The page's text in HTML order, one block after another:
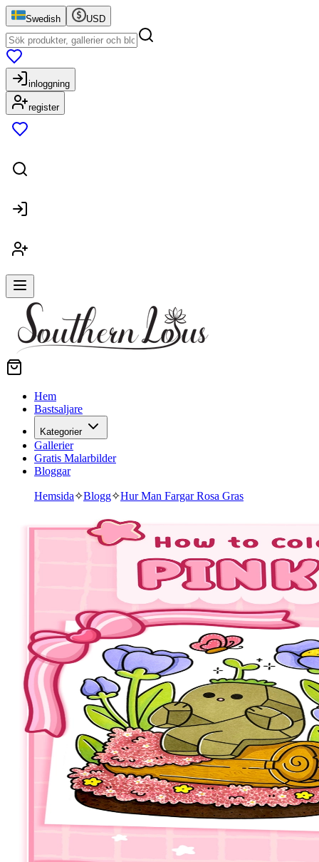
Swedish USD
inloggning
register
Hem
Bastsaljare
Kategorier
Gallerier
Gratis Malarbilder
Bloggar
Hemsida✧Blogg✧Hur Man Fargar Rosa Gras